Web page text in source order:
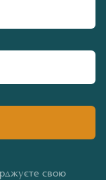
свою